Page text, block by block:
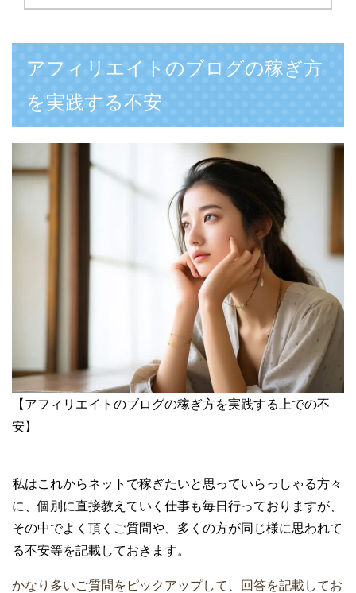
アフィリエイトのブログの稼ぎ方
を実践する不安
【アフィリエイトのブログの稼ぎ方を実践する上での不
安】
私はこれからネットで稼ぎたいと思っていらっしゃる方々
に、個別に直接教えていく仕事も毎日行っておりますが、
その中でよく頂くご質問や、多くの方が同じ様に思われて
る不安等を記載しておきます。
かなり多いご質問をピックアップして、回答を記載してお